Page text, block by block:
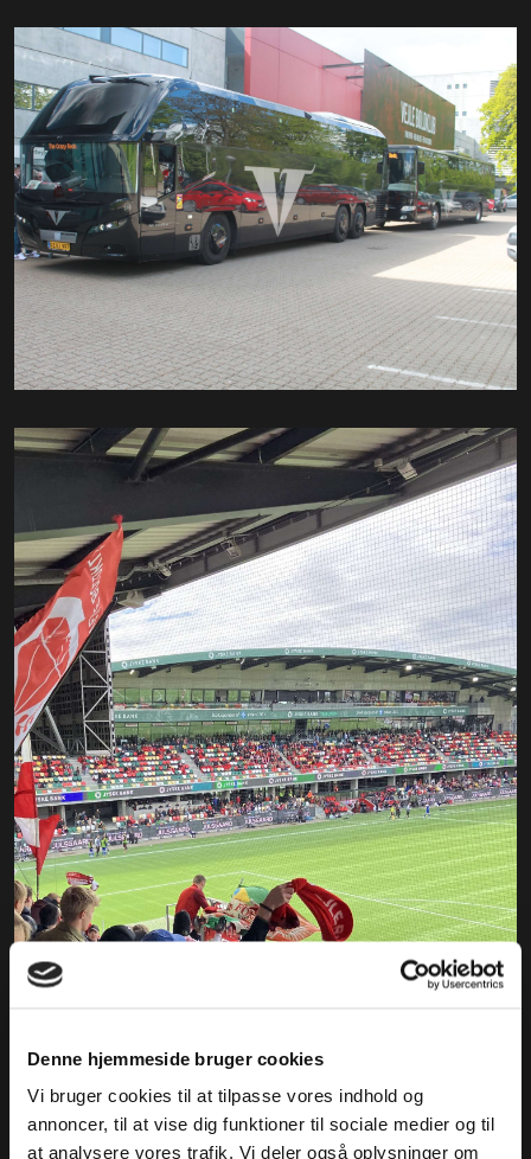
Denne hjemmeside bruger cookies
Vi bruger cookies til at tilpasse vores indhold og
annoncer, til at vise dig funktioner til sociale medier og til
at analysere vores trafik. Vi deler også oplysninger om